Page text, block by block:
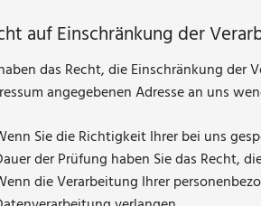
auf Einschränkung der
das Recht, die Einschränkung der
angegebenen Adresse an uns
Sie die Richtigkeit Ihrer bei uns
der Prüfung haben Sie das Recht,
die Verarbeitung Ihrer